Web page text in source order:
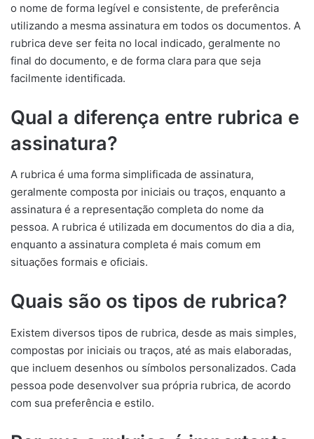
o nome de forma legível e consistente, de preferência
utilizando a mesma assinatura em todos os documentos. A
rubrica deve ser feita no local indicado, geralmente no
final do documento, e de forma clara para que seja
facilmente identificada.
Qual a diferença entre rubrica e
assinatura?
A rubrica é uma forma simplificada de assinatura,
geralmente composta por iniciais ou traços, enquanto a
assinatura é a representação completa do nome da
pessoa. A rubrica é utilizada em documentos do dia a dia,
enquanto a assinatura completa é mais comum em
situações formais e oficiais.
Quais são os tipos de rubrica?
Existem diversos tipos de rubrica, desde as mais simples,
compostas por iniciais ou traços, até as mais elaboradas,
que incluem desenhos ou símbolos personalizados. Cada
pessoa pode desenvolver sua própria rubrica, de acordo
com sua preferência e estilo.